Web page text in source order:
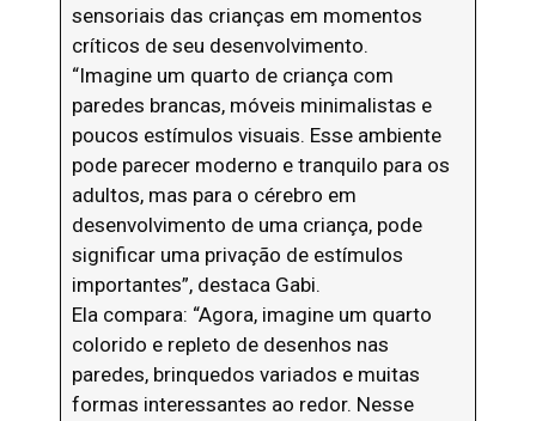
sensoriais das crianças em momentos
críticos de seu desenvolvimento.
“Imagine um quarto de criança com
paredes brancas, móveis minimalistas e
poucos estímulos visuais. Esse ambiente
pode parecer moderno e tranquilo para os
adultos, mas para o cérebro em
desenvolvimento de uma criança, pode
significar uma privação de estímulos
importantes”, destaca Gabi.
Ela compara: “Agora, imagine um quarto
colorido e repleto de desenhos nas
paredes, brinquedos variados e muitas
formas interessantes ao redor. Nesse